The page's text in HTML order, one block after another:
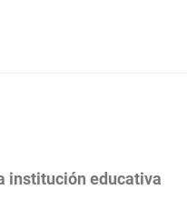
institución educativa